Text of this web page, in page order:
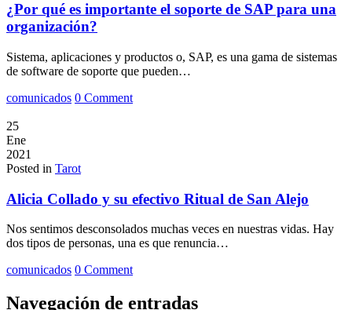
¿Por qué es importante el soporte de SAP para una
organización?
Sistema, aplicaciones y productos o, SAP, es una gama de sistemas
de software de soporte que pueden…
comunicados 0 Comment
25
Ene
2021
Posted in Tarot
Alicia Collado y su efectivo Ritual de San Alejo
Nos sentimos desconsolados muchas veces en nuestras vidas. Hay
dos tipos de personas, una es que renuncia…
comunicados 0 Comment
Navegación de entradas